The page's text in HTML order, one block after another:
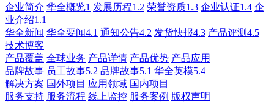
企业简介 华全概览1 发展历程1.2 荣誉资质1.3 企业认证1.4 企
业介绍1.1
华全新闻 华全要闻4.1 通知公告4.2 发货快报4.3 产品评测4.5
技术博客
产品覆盖 全球业务 产品详情 产品优势 产品应用
品牌故事 员工故事5.2 品牌故事5.1 华全英模5.4
解决方案 国外项目 应用领域 国内项目
服务支持 服务流程 线上监控 服务案例 版权声明